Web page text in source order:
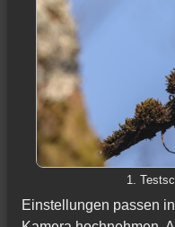
1.
Einstellungen passen